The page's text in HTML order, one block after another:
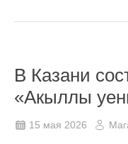
В Казани
«Акыллы
15 мая 2026